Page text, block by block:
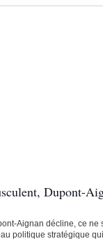
Dupont-
Aignan décline, ce ne
politique stratégique